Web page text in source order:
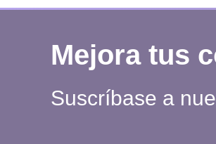
Mejora tus
Suscríbase a